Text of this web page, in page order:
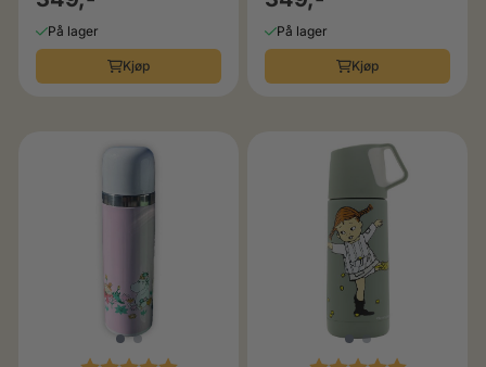
På lager
Kjøp
På lager
Kjøp